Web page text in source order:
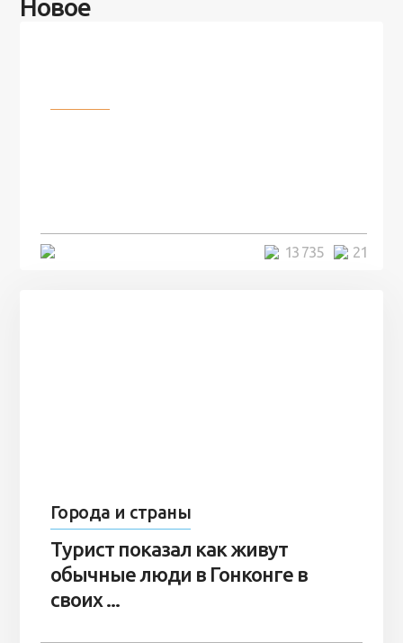
Новое
21
13 735
Города и страны
Турист показал как живут
обычные люди в Гонконге в
своих ...